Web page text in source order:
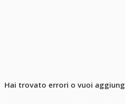
Hai trovato errori o vuoi